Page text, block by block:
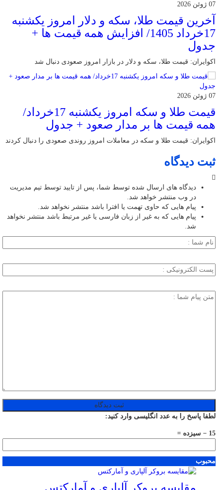
07 ژوئن 2026
آخرین قیمت طلا، سکه و دلار امروز یکشنبه
17خرداد 1405/ افزایش همه قیمت ها +
جدول
اکوایران: قیمت طلا، سکه و دلار در بازار امروز صعودی دنبال شد
07 ژوئن 2026
قیمت طلا و سکه امروز یکشنبه 17خرداد/
همه قیمت ها بر مدار صعود + جدول
اکوایران: قیمت طلا و سکه در معاملات امروز روندی صعودی را دنبال کردند
ثبت دیدگاه
دیدگاه های ارسال شده توسط شما، پس از تایید توسط تیم مدیریت
در وب منتشر خواهد شد.
پیام هایی که حاوی تهمت یا افترا باشد منتشر نخواهد شد.
پیام هایی که به غیر از زبان فارسی یا غیر مرتبط باشد منتشر نخواهد
شد.
لطفا پاسخ را به عدد انگلیسی وارد کنید:
15 − سیزده =
محبوب